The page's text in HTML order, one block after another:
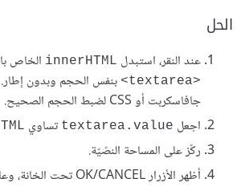
الحل
عند النقر، استبدل innerHTML الخاص
<textarea>
بنفس الحجم وبدون
جافاسكربت أو CSS لضبط الحجم الصحيح.
اجعل textarea.value تساوي
ركّز على المساحة النصّيّة.
أظهر الأزرار OK/CANCEL تحت الخانة، وعالج النقر عليها.